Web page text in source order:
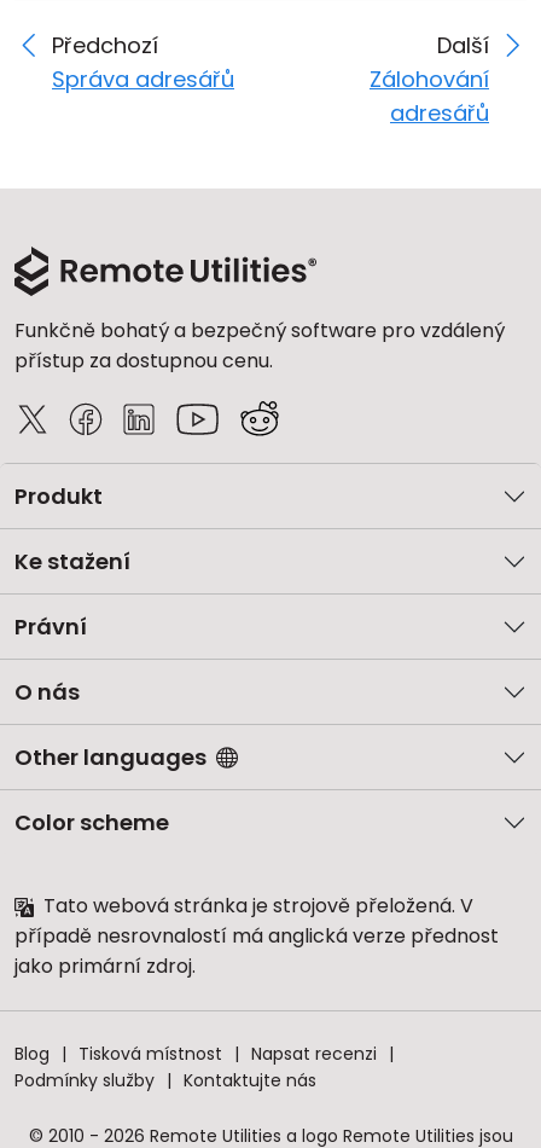
Předchozí
Správa adresářů
Další
Zálohování
adresářů
Funkčně bohatý a bezpečný software pro vzdálený
přístup za dostupnou cenu.
Produkt
Ke stažení
Právní
O nás
Other languages
Color scheme
Tato webová stránka je strojově přeložená. V
případě nesrovnalostí má anglická verze přednost
jako primární zdroj.
Blog Tisková místnost
Napsat recenzi
Podmínky služby
Kontaktujte nás
© 2010 - 2026 Remote Utilities a logo Remote Utilities jsou